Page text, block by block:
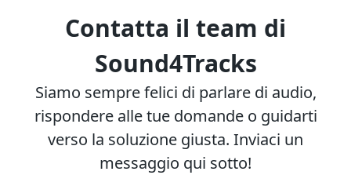
Contatta il team di
Sound4Tracks
Siamo sempre felici di parlare di audio,
rispondere alle tue domande o guidarti
verso la soluzione giusta. Inviaci un
messaggio qui sotto!